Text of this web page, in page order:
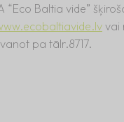
Baltia vide”
vai
pa tālr.8717.